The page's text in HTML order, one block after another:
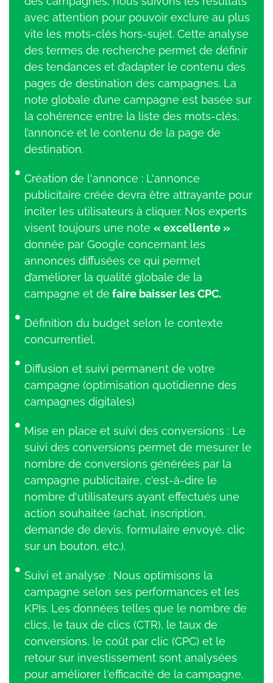
avec attention pour pouvoir exclure au plus
vite les mots-clés hors-sujet. Cette analyse
des termes de recherche permet de définir
des tendances et d’adapter le contenu des
pages de destination des campagnes. La
note globale d’une campagne est basée sur
la cohérence entre la liste des mots-clés,
l’annonce et le contenu de la page de
destination.
Création de l'annonce : L'annonce
publicitaire créée devra être attrayante pour
inciter les utilisateurs à cliquer. Nos experts
visent toujours une note « excellente »
donnée par Google concernant les
annonces diffusées ce qui permet
d’améliorer la qualité globale de la
campagne et de faire baisser les CPC.
Définition du budget selon le contexte
concurrentiel.
Diffusion et suivi permanent de votre
campagne (optimisation quotidienne des
campagnes digitales)
Mise en place et suivi des conversions : Le
suivi des conversions permet de mesurer le
nombre de conversions générées par la
campagne publicitaire, c'est-à-dire le
nombre d'utilisateurs ayant effectués une
action souhaitée (achat, inscription,
demande de devis, formulaire envoyé, clic
sur un bouton, etc.).
Suivi et analyse : Nous optimisons la
campagne selon ses performances et les
KPIs. Les données telles que le nombre de
clics, le taux de clics (CTR), le taux de
conversions, le coût par clic (CPC) et le
retour sur investissement sont analysées
pour améliorer l'efficacité de la campagne.